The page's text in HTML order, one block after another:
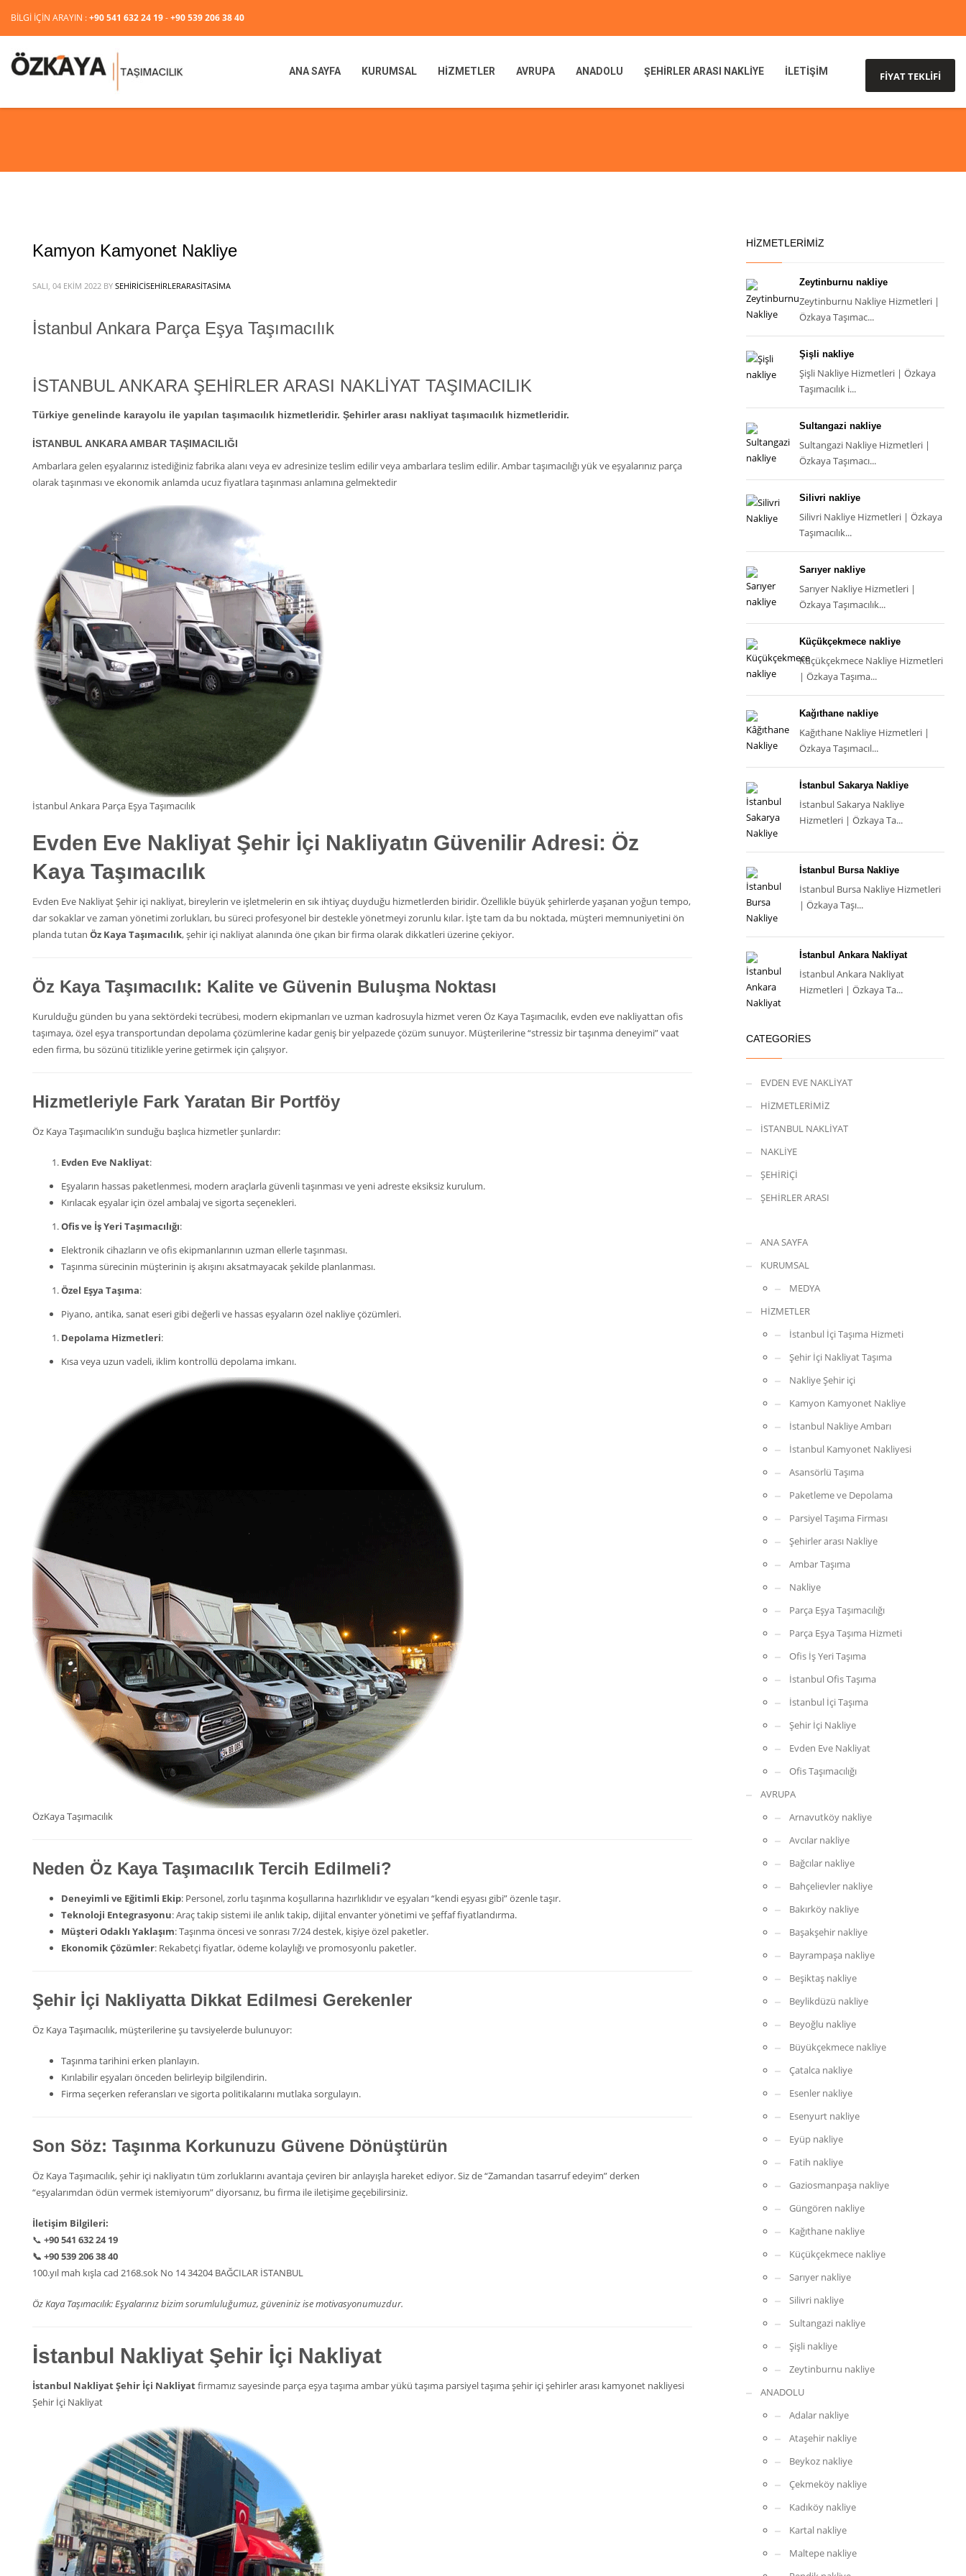
BİLGİ İÇİN ARAYIN :+90 541 632 24 19-+90 539 206 38 40
ANA SAYFA KURUMSAL HİZMETLER AVRUPA ANADOLU ŞEHİRLER ARASI NAKLİYE İLETİŞİM FİYAT TEKLİFİ
Kamyon Kamyonet Nakliye
SALI, 04 EKIM 2022 BY SEHIRICISEHIRLERARASITASIMA
İstanbul Ankara Parça Eşya Taşımacılık
İSTANBUL ANKARA ŞEHİRLER ARASI NAKLİYAT TAŞIMACILIK
Türkiye genelinde karayolu ile yapılan taşımacılık hizmetleridir. Şehirler arası nakliyat taşımacılık hizmetleridir.
İSTANBUL ANKARA AMBAR TAŞIMACILIĞI
Ambarlara gelen eşyalarınız istediğiniz fabrika alanı veya ev adresinize teslim edilir veya ambarlara teslim edilir. Ambar taşımacılığı yük ve eşyalarınız parça
olarak taşınması ve ekonomik anlamda ucuz fiyatlara taşınması anlamına gelmektedir
İstanbul Ankara Parça Eşya Taşımacılık
Evden Eve Nakliyat Şehir İçi Nakliyatın Güvenilir Adresi: Öz
Kaya Taşımacılık
Evden Eve Nakliyat Şehir içi nakliyat, bireylerin ve işletmelerin en sık ihtiyaç duyduğu hizmetlerden biridir. Özellikle büyük şehirlerde yaşanan yoğun tempo,
dar sokaklar ve zaman yönetimi zorlukları, bu süreci profesyonel bir destekle yönetmeyi zorunlu kılar. İşte tam da bu noktada, müşteri memnuniyetini ön
planda tutan Öz Kaya Taşımacılık, şehir içi nakliyat alanında öne çıkan bir firma olarak dikkatleri üzerine çekiyor.
Öz Kaya Taşımacılık: Kalite ve Güvenin Buluşma Noktası
Kurulduğu günden bu yana sektördeki tecrübesi, modern ekipmanları ve uzman kadrosuyla hizmet veren Öz Kaya Taşımacılık, evden eve nakliyattan ofis
taşımaya, özel eşya transportundan depolama çözümlerine kadar geniş bir yelpazede çözüm sunuyor. Müşterilerine “stressiz bir taşınma deneyimi” vaat
eden firma, bu sözünü titizlikle yerine getirmek için çalışıyor.
Hizmetleriyle Fark Yaratan Bir Portföy
Öz Kaya Taşımacılık’ın sunduğu başlıca hizmetler şunlardır:
Evden Eve Nakliyat:
Eşyaların hassas paketlenmesi, modern araçlarla güvenli taşınması ve yeni adreste eksiksiz kurulum.
Kırılacak eşyalar için özel ambalaj ve sigorta seçenekleri.
Ofis ve İş Yeri Taşımacılığı:
Elektronik cihazların ve ofis ekipmanlarının uzman ellerle taşınması.
Taşınma sürecinin müşterinin iş akışını aksatmayacak şekilde planlanması.
Özel Eşya Taşıma:
Piyano, antika, sanat eseri gibi değerli ve hassas eşyaların özel nakliye çözümleri.
Depolama Hizmetleri:
Kısa veya uzun vadeli, iklim kontrollü depolama imkanı.
ÖzKaya Taşımacılık
Neden Öz Kaya Taşımacılık Tercih Edilmeli?
Deneyimli ve Eğitimli Ekip: Personel, zorlu taşınma koşullarına hazırlıklıdır ve eşyaları “kendi eşyası gibi” özenle taşır.
Teknoloji Entegrasyonu: Araç takip sistemi ile anlık takip, dijital envanter yönetimi ve şeffaf fiyatlandırma.
Müşteri Odaklı Yaklaşım: Taşınma öncesi ve sonrası 7/24 destek, kişiye özel paketler.
Ekonomik Çözümler: Rekabetçi fiyatlar, ödeme kolaylığı ve promosyonlu paketler.
Şehir İçi Nakliyatta Dikkat Edilmesi Gerekenler
Öz Kaya Taşımacılık, müşterilerine şu tavsiyelerde bulunuyor:
Taşınma tarihini erken planlayın.
Kırılabilir eşyaları önceden belirleyip bilgilendirin.
Firma seçerken referansları ve sigorta politikalarını mutlaka sorgulayın.
Son Söz: Taşınma Korkunuzu Güvene Dönüştürün
Öz Kaya Taşımacılık, şehir içi nakliyatın tüm zorluklarını avantaja çeviren bir anlayışla hareket ediyor. Siz de “Zamandan tasarruf edeyim” derken
“eşyalarımdan ödün vermek istemiyorum” diyorsanız, bu firma ile iletişime geçebilirsiniz.
İletişim Bilgileri:
📞 +90 541 632 24 19
📞 +90 539 206 38 40
100.yıl mah kışla cad 2168.sok No 14 34204 BAĞCILAR İSTANBUL
Öz Kaya Taşımacılık: Eşyalarınız bizim sorumluluğumuz, güveniniz ise motivasyonumuzdur.
İstanbul Nakliyat Şehir İçi Nakliyat
İstanbul Nakliyat Şehir İçi Nakliyatfirmamız sayesinde parça eşya taşıma ambar yükü taşıma parsiyel taşıma şehir içi şehirler arası kamyonet nakliyesi
Şehir İçi Nakliyat
HIZMETLERIMIZ
Zeytinburnu nakliye
Zeytinburnu Nakliye Hizmetleri |
Özkaya Taşımac...
Şişli nakliye
Şişli Nakliye Hizmetleri | Özkaya
Taşımacılık i...
Sultangazi nakliye
Sultangazi Nakliye Hizmetleri |
Özkaya Taşımacı...
Silivri nakliye
Silivri Nakliye Hizmetleri | Özkaya
Taşımacılık...
Sarıyer nakliye
Sarıyer Nakliye Hizmetleri |
Özkaya Taşımacılık...
Küçükçekmece nakliye
Küçükçekmece Nakliye Hizmetleri
| Özkaya Taşıma...
Kağıthane nakliye
Kağıthane Nakliye Hizmetleri |
Özkaya Taşımacıl...
İstanbul Sakarya Nakliye
İstanbul Sakarya Nakliye
Hizmetleri | Özkaya Ta...
İstanbul Bursa Nakliye
İstanbul Bursa Nakliye Hizmetleri
| Özkaya Taşı...
İstanbul Ankara Nakliyat
İstanbul Ankara Nakliyat
Hizmetleri | Özkaya Ta...
CATEGORIES
EVDEN EVE NAKLİYAT
HİZMETLERİMİZ
İSTANBUL NAKLİYAT
NAKLİYE
ŞEHİRİÇİ
ŞEHİRLER ARASI
ANA SAYFA
KURUMSAL
MEDYA
HİZMETLER
İstanbul İçi Taşıma Hizmeti
Şehir İçi Nakliyat Taşıma
Nakliye Şehir içi
Kamyon Kamyonet Nakliye
İstanbul Nakliye Ambarı
İstanbul Kamyonet Nakliyesi
Asansörlü Taşıma
Paketleme ve Depolama
Parsiyel Taşıma Firması
Şehirler arası Nakliye
Ambar Taşıma
Nakliye
Parça Eşya Taşımacılığı
Parça Eşya Taşıma Hizmeti
Ofis İş Yeri Taşıma
İstanbul Ofis Taşıma
İstanbul İçi Taşıma
Şehir İçi Nakliye
Evden Eve Nakliyat
Ofis Taşımacılığı
AVRUPA
Arnavutköy nakliye
Avcılar nakliye
Bağcılar nakliye
Bahçelievler nakliye
Bakırköy nakliye
Başakşehir nakliye
Bayrampaşa nakliye
Beşiktaş nakliye
Beylikdüzü nakliye
Beyoğlu nakliye
Büyükçekmece nakliye
Çatalca nakliye
Esenler nakliye
Esenyurt nakliye
Eyüp nakliye
Fatih nakliye
Gaziosmanpaşa nakliye
Güngören nakliye
Kağıthane nakliye
Küçükçekmece nakliye
Sarıyer nakliye
Silivri nakliye
Sultangazi nakliye
Şişli nakliye
Zeytinburnu nakliye
ANADOLU
Adalar nakliye
Ataşehir nakliye
Beykoz nakliye
Çekmeköy nakliye
Kadıköy nakliye
Kartal nakliye
Maltepe nakliye